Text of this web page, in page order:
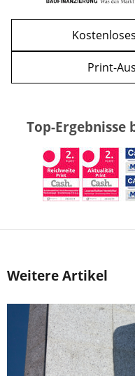
Print-
Top-
Weitere Artikel